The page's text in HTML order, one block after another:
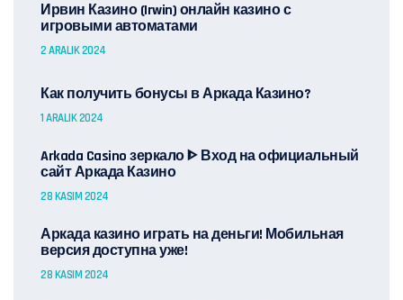
Ирвин Казино (Irwin) онлайн казино с
игровыми автоматами
2 ARALIK 2024
Как получить бонусы в Аркада Казино?
1 ARALIK 2024
Arkada Casino зеркало ᐈ Вход на официальный
сайт Аркада Казино
28 KASIM 2024
Аркада казино играть на деньги! Мобильная
версия доступна уже!
28 KASIM 2024